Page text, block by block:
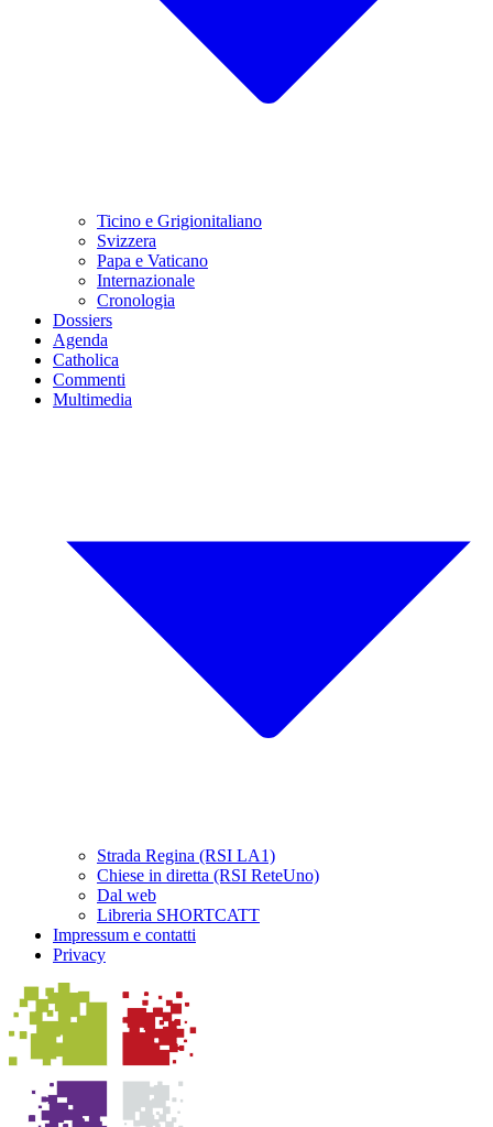
Ticino e Grigionitaliano
Svizzera
Papa e Vaticano
Internazionale
Cronologia
Dossiers
Agenda
Catholica
Commenti
Multimedia
Strada Regina (RSI LA1)
Chiese in diretta (RSI ReteUno)
Dal web
Libreria SHORTCATT
Impressum e contatti
Privacy